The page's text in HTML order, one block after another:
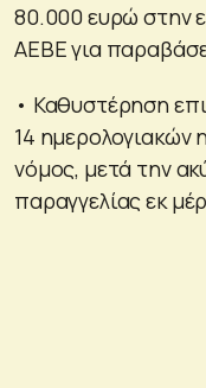
80.000 ευρώ στην
AEBE για
• Καθυστέρηση
14
νόμος, μετά την
παραγγελίας εκ